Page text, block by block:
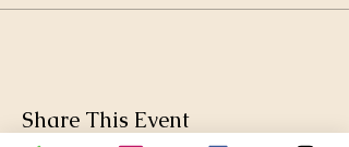
Share This Event